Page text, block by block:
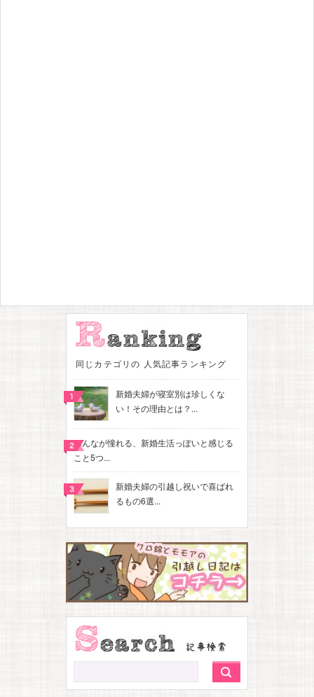
同じカテゴリの 人気記事ランキング
新婚夫婦が寝室別は珍しくな
い！その理由とは？...
みんなが憧れる、新婚生活っぽいと感じる
こと5つ...
新婚夫婦の引越し祝いで喜ばれ
るもの6選...